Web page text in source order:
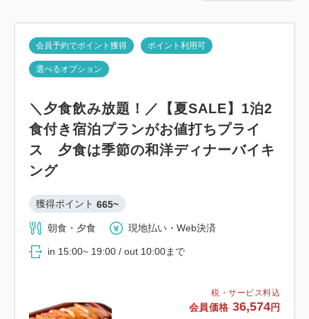
税・サービス料込
会員価格 36,574円
会員予約でポイント獲得 ポイント利用可
選べるオプション
＼夕食飲み放題！／【夏SALE】1泊2
食付き宿泊プランがお値打ちプライ
ス 夕食は季節の和洋ディナーバイキ
ング
獲得ポイント 665~
朝食・夕食 現地払い・Web決済
in 15:00~ 19:00 / out 10:00まで